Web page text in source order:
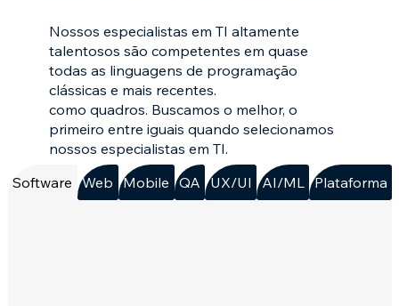
Software Web Mobile QA UX/UI AI/ML Plataforma
Nossos especialistas em TI altamente
talentosos são competentes em quase
todas as linguagens de programação
clássicas e mais recentes.
como quadros. Buscamos o melhor, o
primeiro entre iguais quando selecionamos
nossos especialistas em TI.